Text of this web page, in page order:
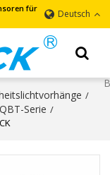
für
Deutsch
/
Serie /